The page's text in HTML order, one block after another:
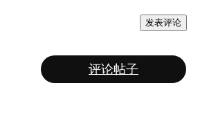
发表评论
评论帖子